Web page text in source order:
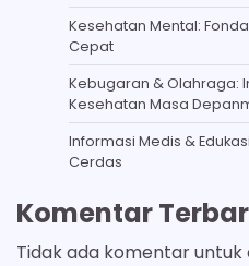
Kesehatan Mental:
Cepat
Kebugaran & Olahraga:
Kesehatan Masa
Informasi Medis &
Cerdas
Komentar
Tidak ada komentar untuk